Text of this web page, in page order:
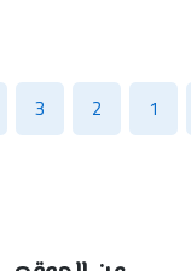
1
2
3